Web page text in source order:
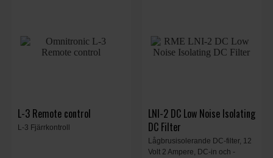
L-3 Remote control
L-3 Fjärrkontroll
LNI-2 DC Low Noise Isolating
DC Filter
Lågbrusisolerande DC-filter, 12
Volt 2 Ampere, DC-in och -